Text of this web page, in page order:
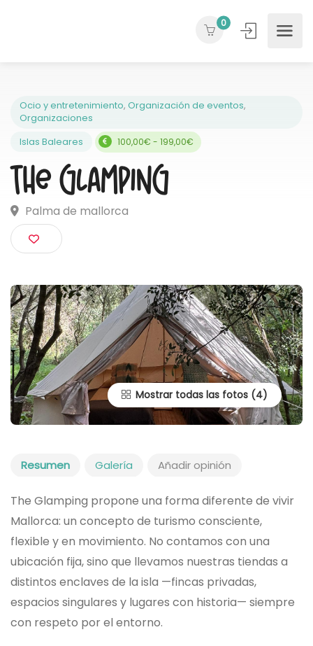
0
Ocio y entretenimiento Organización de eventos
100,00€ - 199,00€
The Glamping
Palma de mallorca
Mostrar todas las fotos
Resumen Galería Añadir opinión
The Glamping propone una forma diferente de vivir
Mallorca: un concepto de turismo consciente,
flexible y en movimiento. No contamos con una
ubicación fija, sino que llevamos nuestras tiendas a
distintos enclaves de la isla —fincas privadas,
espacios singulares y lugares con historia— siempre
con respeto por el entorno.